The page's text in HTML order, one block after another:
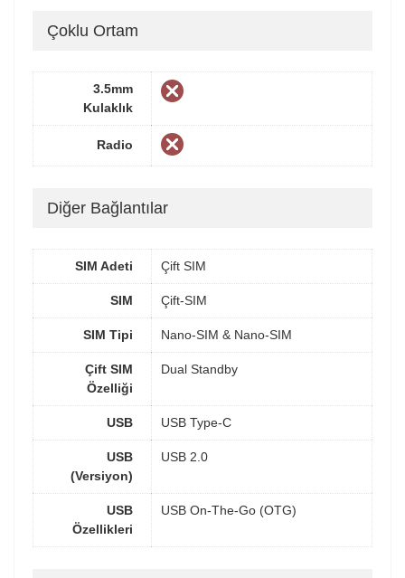
Çoklu Ortam
3.5mm
Kulaklık
Radio
Diğer Bağlantılar
SIM Adeti Çift SIM
SIM Çift-SIM
SIM Tipi Nano-SIM & Nano-SIM
Çift SIM
Özelliği
Dual Standby
USB USB Type-C
USB
(Versiyon)
USB 2.0
USB
Özellikleri
USB On-The-Go (OTG)